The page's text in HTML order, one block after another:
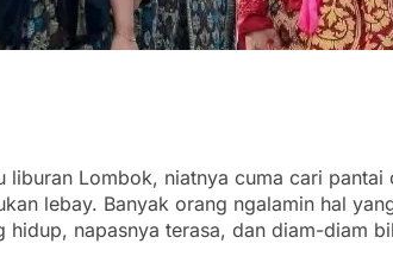
liburan Lombok, niatnya cuma cari
lebay. Banyak orang ngalamin hal
hidup, napasnya terasa, dan diam-diam